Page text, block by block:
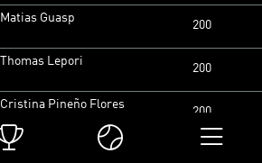
Matias Guasp
200
Thomas Lepori
200
Cristina Pineño Flores
200
Marta Mugica Agote